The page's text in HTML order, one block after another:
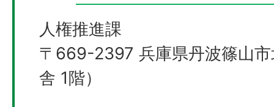
人権推進課
〒669-2397 兵庫県丹波篠山
舎 1階）